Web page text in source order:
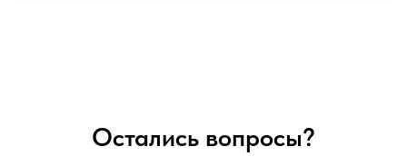
Остались вопросы?